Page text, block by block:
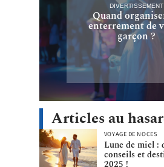
DIVERTISSEMENT
Quand
enterrement de
garçon ?
Articles au
VOYAGE DE NOCES
Lune de miel :
conseils et
2025 !